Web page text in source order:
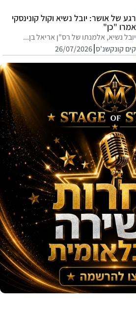
רגע של אושר: יובל נשיא וקול קונינסקי
אמרו "כן"
יובל נשיא, אלמנתו של רס"ן אריאל בן...
קים קונקשנ'ס 26/07/2026